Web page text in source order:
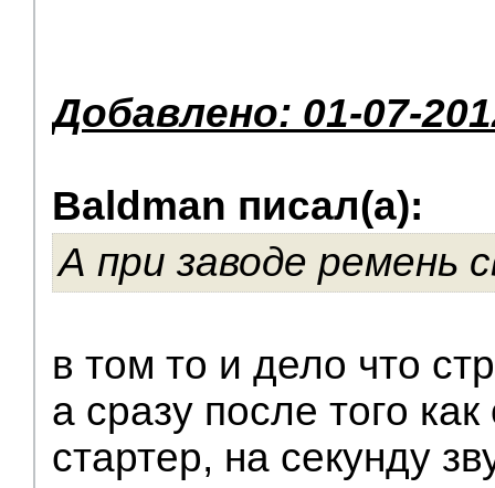
Добавлено: 01-07-
Baldman писал(а):
А при заводе ремень
в том то и дело что
а сразу после того
стартер, на секунду